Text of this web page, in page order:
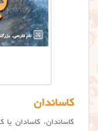
کاساندان
کاساندان، کاسادان یا